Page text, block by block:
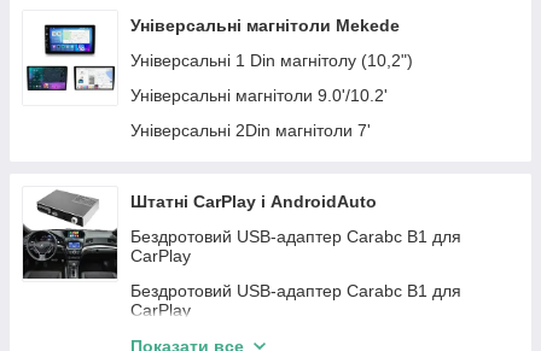
GMC
Mini
Iveco
Lincloln
Daihatsu
Chery
Infiniti
Subaru
Land Rover
Peugeot
Автомагнітоли KIA
Автомагнітоли Chrysler
Автомагнітоли Dodge
Автомагнітоли BMW
Автомагнітоли Seat
Автомагнітоли Fiat
Автомагнітоли Opel
Автомагнітоли Skoda
Автомагнітоли Teyes
Універсальні магнітоли Mekede
Універсальні 1 Din магнітолу (10,2")
Універсальні магнітоли 9.0'/10.2'
Універсальні 2Din магнітоли 7'
Штатні CarPlay і AndroidAuto
Бездротовий USB-адаптер Carabc B1 для
CarPlay
Бездротовий USB-адаптер Carabc B1 для
CarPlay
Buick
Показати все